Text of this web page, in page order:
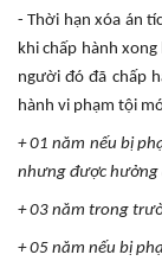
- Thời hạn xóa án
khi chấp hành
người đó đã chấp
hành vi phạm tội
+ 01 năm nếu bị
nhưng được hưởng
+ 03 năm trong
+ 05 năm nếu bị